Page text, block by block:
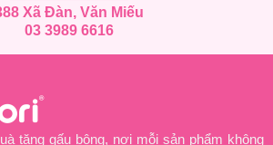
Xã Đàn, Văn Miếu
03 3989 6616
tặng gấu bông, nơi mỗi sản phẩm không